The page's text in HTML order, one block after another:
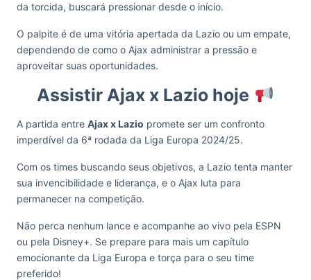
da torcida, buscará pressionar desde o início.
O palpite é de uma vitória apertada da Lazio ou um empate,
dependendo de como o Ajax administrar a pressão e
aproveitar suas oportunidades.
Assistir Ajax x Lazio hoje
A partida entre Ajax x Lazio promete ser um confronto
imperdível da 6ª rodada da Liga Europa 2024/25.
Com os times buscando seus objetivos, a Lazio tenta manter
sua invencibilidade e liderança, e o Ajax luta para
permanecer na competição.
Não perca nenhum lance e acompanhe ao vivo pela ESPN
ou pela Disney+. Se prepare para mais um capítulo
emocionante da Liga Europa e torça para o seu time
preferido!